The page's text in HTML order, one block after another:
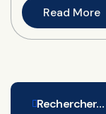
Read More
Rechercher…